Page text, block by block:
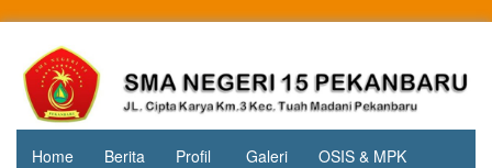
contentSMA
Negeri 15
Pekanbaru
Jl. Cipta
Karya
KM.3, Kec.
Tuah
Madani,
Home Berita Profil Galeri OSIS & MPK